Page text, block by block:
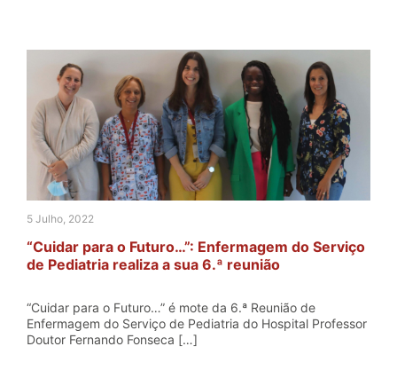
5 Julho, 2022
“Cuidar para o Futuro…”: Enfermagem do Serviço
de Pediatria realiza a sua 6.ª reunião
“Cuidar para o Futuro…” é mote da 6.ª Reunião de
Enfermagem do Serviço de Pediatria do Hospital Professor
Doutor Fernando Fonseca […]